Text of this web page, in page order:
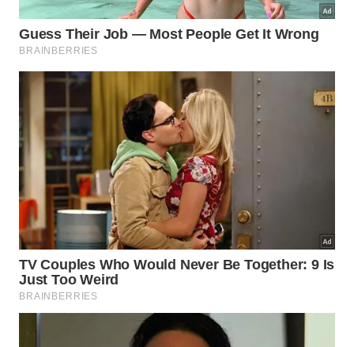
Por que o iogurte natural é um aliado
após os quarenta?
O consumo regular de derivados lácteos
fermentados melhora significativamente a absorção
de nutrientes essenciais no trato digestivo. O
iogurte naturalatua diretamente no equilíbrio da
microbiota intestinal, o que reflete positivamente no
humor, no bem-estar geral e no fortalecimento do
sistema imunológico.